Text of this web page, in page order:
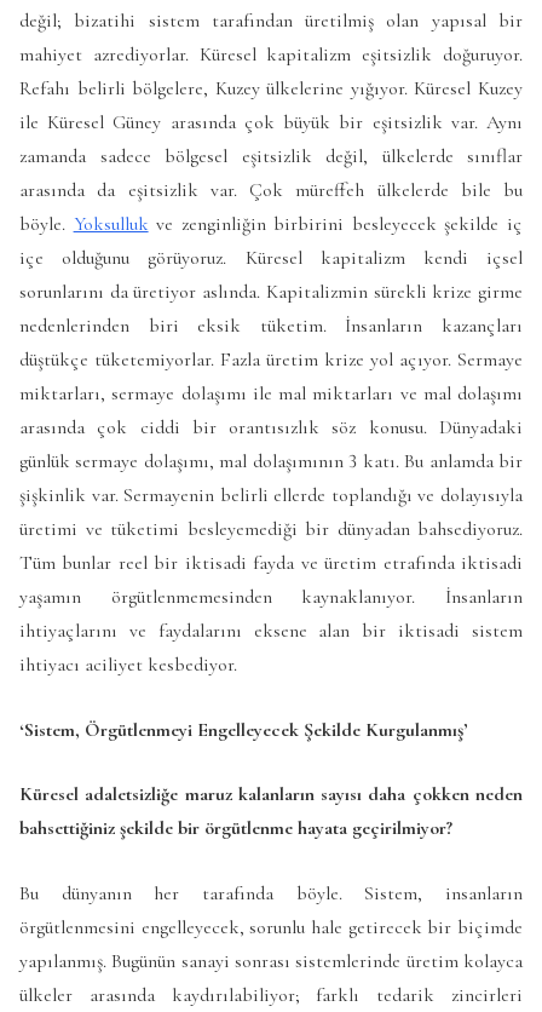
değil; bizatihi sistem tarafından üretilmiş olan yapısal bir
mahiyet azrediyorlar. Küresel kapitalizm eşitsizlik doğuruyor.
Refahı belirli bölgelere, Kuzey ülkelerine yığıyor. Küresel Kuzey
ile Küresel Güney arasında çok büyük bir eşitsizlik var. Aynı
zamanda sadece bölgesel eşitsizlik değil, ülkelerde sınıflar
arasında da eşitsizlik var. Çok müreffeh ülkelerde bile bu
böyle. Yoksulluk ve zenginliğin birbirini besleyecek şekilde iç
içe olduğunu görüyoruz. Küresel kapitalizm kendi içsel
sorunlarını da üretiyor aslında. Kapitalizmin sürekli krize girme
nedenlerinden biri eksik tüketim. İnsanların kazançları
düştükçe tüketemiyorlar. Fazla üretim krize yol açıyor. Sermaye
miktarları, sermaye dolaşımı ile mal miktarları ve mal dolaşımı
arasında çok ciddi bir orantısızlık söz konusu. Dünyadaki
günlük sermaye dolaşımı, mal dolaşımının 3 katı. Bu anlamda bir
şişkinlik var. Sermayenin belirli ellerde toplandığı ve dolayısıyla
üretimi ve tüketimi besleyemediği bir dünyadan bahsediyoruz.
Tüm bunlar reel bir iktisadi fayda ve üretim etrafında iktisadi
yaşamın örgütlenmemesinden kaynaklanıyor. İnsanların
ihtiyaçlarını ve faydalarını eksene alan bir iktisadi sistem
ihtiyacı aciliyet kesbediyor.
‘Sistem, Örgütlenmeyi Engelleyecek Şekilde Kurgulanmış’
Küresel adaletsizliğe maruz kalanların sayısı daha çokken neden
bahsettiğiniz şekilde bir örgütlenme hayata geçirilmiyor?
Bu dünyanın her tarafında böyle. Sistem, insanların
örgütlenmesini engelleyecek, sorunlu hale getirecek bir biçimde
yapılanmış. Bugünün sanayi sonrası sistemlerinde üretim kolayca
ülkeler arasında kaydırılabiliyor; farklı tedarik zincirleri